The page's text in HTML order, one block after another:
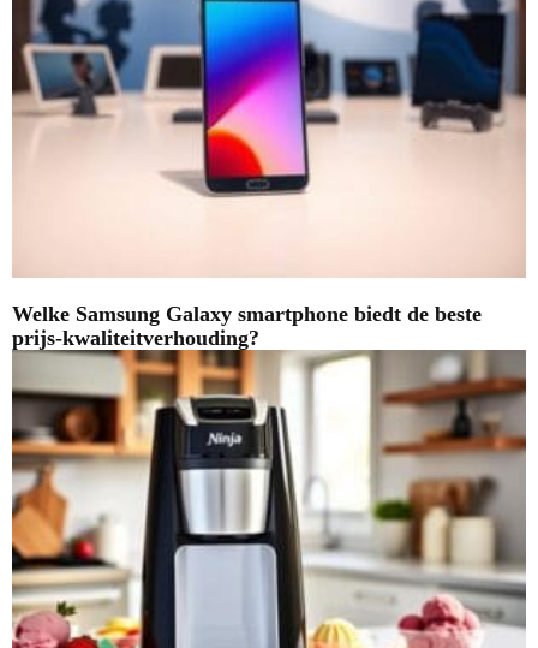
Welke Samsung Galaxy smartphone biedt de beste
prijs-kwaliteitverhouding?